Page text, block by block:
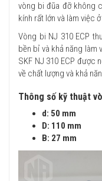
vòng bi đũa đỡ không
kính rất lớn và làm việc
Vòng bi NJ 310 ECP
bền bỉ và khả năng làm
SKF NJ 310 ECP được
về chất lượng và khả
Thông số kỹ thuật
d: 50 mm
D: 110 mm
B: 27 mm